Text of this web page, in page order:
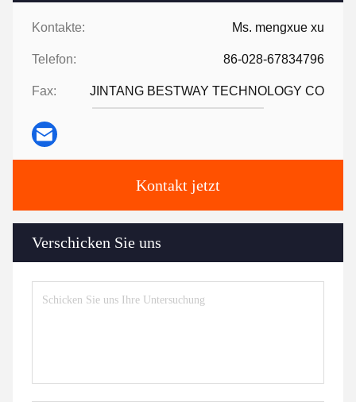
Kontakte: Ms. mengxue xu
Telefon: 86-028-67834796
Fax: JINTANG BESTWAY TECHNOLOGY CO
Kontakt jetzt
Verschicken Sie uns